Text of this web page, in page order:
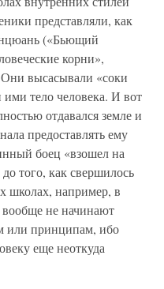
представляли, как
(«Бьющий
корни»,
высасывали «соки
тело человека. И вот
отдавался земле и
предоставлять ему
боец «взошел на
того, как свершилось
школах, например, в
не начинают
или принципам, ибо
еще неоткуда